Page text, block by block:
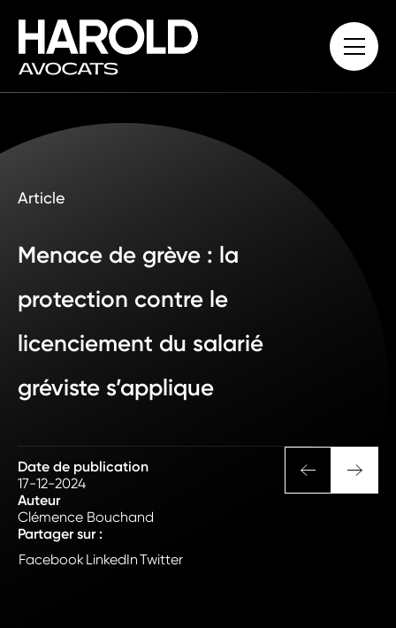
Article
Menace de grève : la
protection contre le
licenciement du salarié
gréviste s’applique
Date de publication
17-12-2024
Auteur
Clémence Bouchand
Partager sur :
FacebookLinkedInTwitter